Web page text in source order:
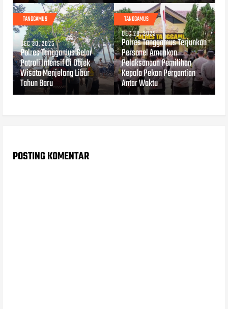
TANGGAMUS
DEC 30, 2025
Polres Tanggamus Gelar
Patroli Intensif Di Objek
Wisata Menjelang Libur
Tahun Baru
TANGGAMUS
DEC 28, 2025
Polres Tanggamus Terjunkan
Personel Amankan
Pelaksanaan Pemilihan
Kepala Pekon Pergantian
Antar Waktu
POSTING KOMENTAR